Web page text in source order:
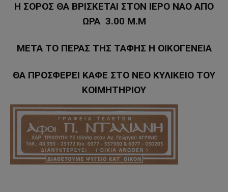
Η ΣΟΡΟΣ ΘΑ ΒΡΙΣΚΕΤΑΙ ΣΤΟΝ ΙΕΡΟ ΝΑΟ ΑΠΟ
ΩΡΑ 3.00 Μ.Μ
ΜΕΤΑ ΤΟ ΠΕΡΑΣ ΤΗΣ ΤΑΦΗΣ Η ΟΙΚΟΓΕΝΕΙΑ
ΘΑ ΠΡΟΣΦΕΡΕΙ ΚΑΦΕ ΣΤΟ ΝΕΟ ΚΥΛΙΚΕΙΟ ΤΟΥ
ΚΟΙΜΗΤΗΡΙΟΥ